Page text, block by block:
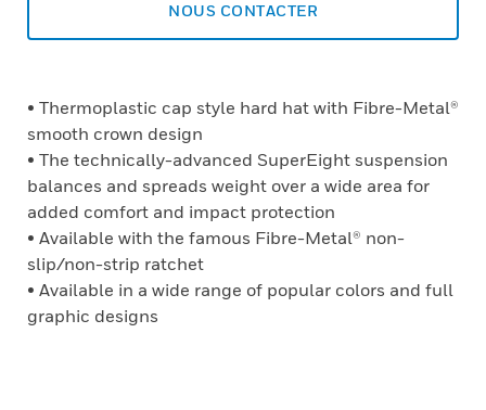
NOUS CONTACTER
• Thermoplastic cap style hard hat with Fibre-Metal®
smooth crown design
• The technically-advanced SuperEight suspension
balances and spreads weight over a wide area for
added comfort and impact protection
• Available with the famous Fibre-Metal® non-
slip/non-strip ratchet
• Available in a wide range of popular colors and full
graphic designs